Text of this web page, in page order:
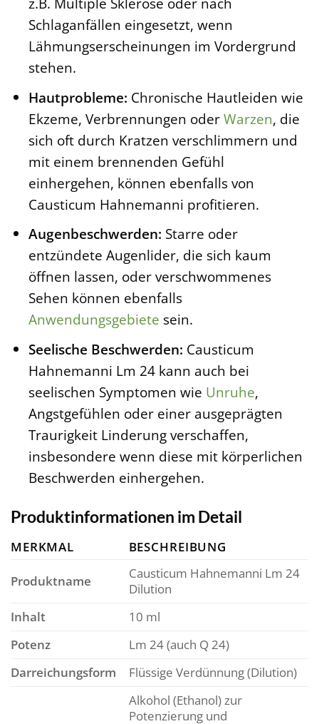
Schlaganfällen eingesetzt, wenn
Lähmungserscheinungen im Vordergrund
stehen.
Hautprobleme: Chronische Hautleiden wie
Ekzeme, Verbrennungen oderWarzen, die
sich oft durch Kratzen verschlimmern und
mit einem brennenden Gefühl
einhergehen, können ebenfalls von
Causticum Hahnemanni profitieren.
Augenbeschwerden: Starre oder
entzündete Augenlider, die sich kaum
öffnen lassen, oder verschwommenes
Sehen können ebenfalls
Anwendungsgebiete sein.
Seelische Beschwerden: Causticum
Hahnemanni Lm 24 kann auch bei
seelischen Symptomen wie Unruhe,
Angstgefühlen oder einer ausgeprägten
Traurigkeit Linderung verschaffen,
insbesondere wenn diese mit körperlichen
Beschwerden einhergehen.
Produktinformationen im Detail
MERKMAL BESCHREIBUNG
Produktname
Causticum Hahnemanni Lm 24
Dilution
Inhalt
10 ml
Potenz
Lm 24 (auch Q 24)
Darreichungsform
Flüssige Verdünnung (Dilution)
Alkohol (Ethanol) zur
Potenzierung und